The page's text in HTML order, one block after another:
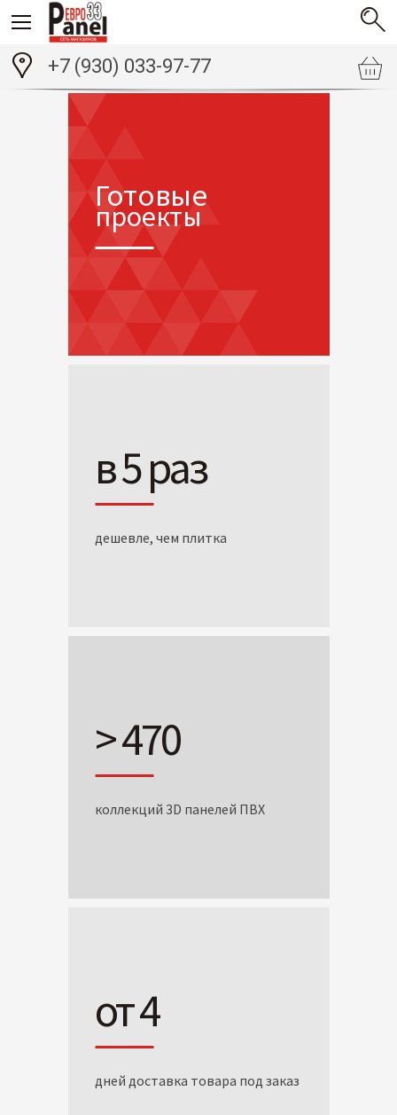
+7 (930) 033-97-77
Готовые
проекты
в 5 раз
дешевле, чем плитка
> 470
коллекций 3D панелей ПВХ
от 4
дней доставка товара под заказ